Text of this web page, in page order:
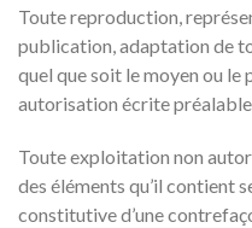
Toute reproduction,
publication, adaptation de
quel que soit le moyen ou
autorisation écrite préalable
Toute exploitation non
des éléments qu’il contient
constitutive d’une